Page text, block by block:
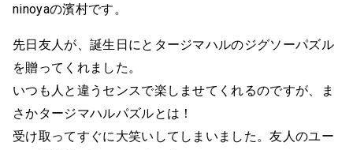
ninoyaの濱村です。
先日友人が、誕生日にとタージマハルのジグソーパズル
を贈ってくれました。
いつも人と違うセンスで楽しませてくれるのですが、ま
さかタージマハルパズルとは！
受け取ってすぐに大笑いしてしまいました。友人のユー